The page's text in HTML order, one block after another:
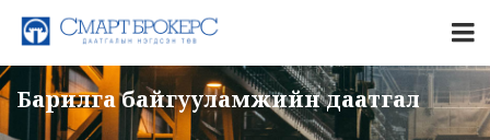
Барилга байгууламжийн даатгал